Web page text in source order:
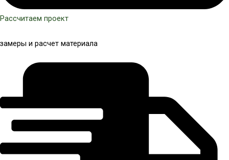
Рассчитаем проект
замеры и расчет материала